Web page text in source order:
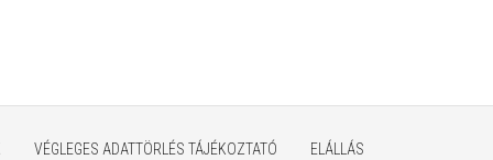
VÉGLEGES ADATTÖRLÉS TÁJÉKOZTATÓ ELÁLLÁS